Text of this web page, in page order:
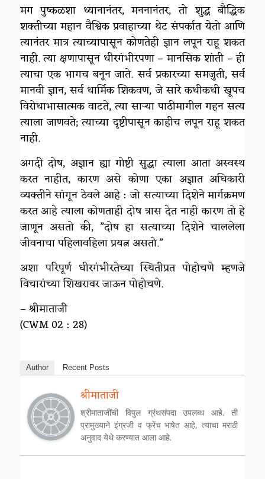
मग पुष्कळशा ध्यानानंतर, मननानंतर, तो शुद्ध बौद्धिक
शक्तीच्या महान वैश्विक प्रवाहाच्या थेट संपर्कात येतो आणि
त्यानंतर मात्र त्याच्यापासून कोणतेही ज्ञान लपून राहू शकत
नाही. त्या क्षणापासून धीरगंभीरपणा – मानसिक शांती – ही
त्याचा एक भागच बनून जाते. सर्व प्रकारच्या समजुती, सर्व
मानवी ज्ञान, सर्व धार्मिक शिकवण, जे सारे कधीकधी खूपच
विरोधाभासात्मक वाटते, त्या साऱ्या पाठीमागील गहन सत्य
त्याला जाणवते; त्याच्या दृष्टीपासून काहीच लपून राहू शकत
नाही.
अगदी दोष, अज्ञान ह्या गोष्टी सुद्धा त्याला आता अस्वस्थ
करत नाहीत, कारण असे कोणा एका अज्ञात अधिकारी
व्यक्तीने सांगून ठेवले आहे : जो सत्याच्या दिशेने मार्गक्रमण
करत आहे त्याला कोणताही दोष त्रास देत नाही कारण तो हे
जाणून असतो की, ”दोष हा सत्याच्या दिशेने चाललेला
जीवनाचा पहिलावहिला प्रयत्न असतो.”
अशा परिपूर्ण धीरगंभीरतेच्या स्थितीप्रत पोहोचणे म्हणजे
विचारांच्या शिखरावर जाऊन पोहोचणे.
– श्रीमाताजी
(CWM 02 : 28)
Author Recent Posts
श्रीमाताजी
श्रीमाताजींची विपुल ग्रंथसंपदा उपलब्ध आहे. ती
प्रामुख्याने इंग्रजी व फ्रेंच भाषेत आहे, त्याचा मराठी
अनुवाद येथे करण्यात आला आहे.